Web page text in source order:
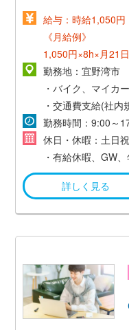
給与：時給1,050円
《月給例》
1,050円×8h×月21
《正社員登用後》
*想定年収300万～*
勤務地：宜野湾市
・バイク、マイカ
・交通費支給(社内
勤務時間：9:00～
休日・休暇：土日
・有給休暇、GW
詳しく見る